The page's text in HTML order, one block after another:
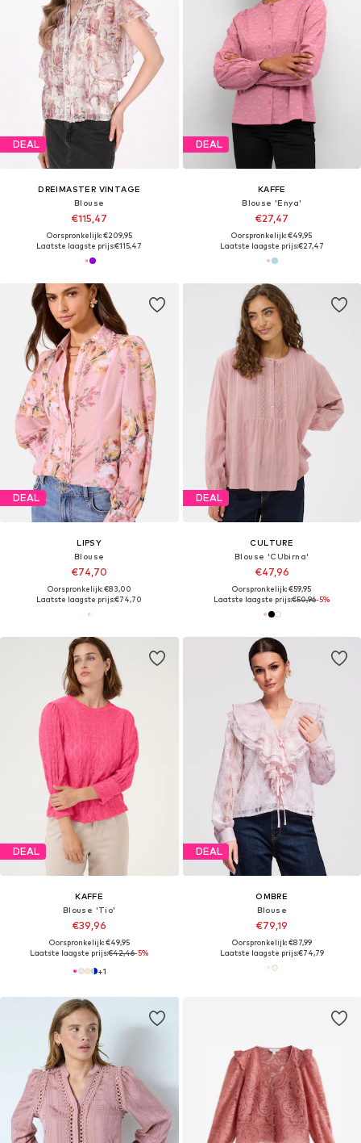
DEAL
DREIMASTER VINTAGE
Blouse
€115,47
Oorspronkelijk: €209,95
Laatste laagste prijs:€115,47
DEAL
KAFFE
Blouse 'Enya'
€27,47
Oorspronkelijk: €49,95
Laatste laagste prijs:€27,47
DEAL
LIPSY
Blouse
€74,70
Oorspronkelijk: €83,00
Laatste laagste prijs:€74,70
DEAL
CULTURE
Blouse 'CUbirna'
€47,96
Oorspronkelijk: €59,95
Laatste laagste prijs:€50,96-5%
DEAL
KAFFE
Blouse 'Tio'
€39,96
Oorspronkelijk: €49,95
Laatste laagste prijs:€42,46-5%
+1
DEAL
OMBRE
Blouse
€79,19
Oorspronkelijk: €87,99
Laatste laagste prijs:€74,79